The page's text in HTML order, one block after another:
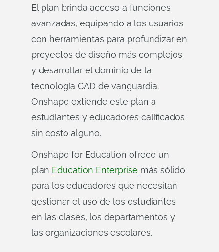
El plan brinda acceso a funciones
avanzadas, equipando a los usuarios
con herramientas para profundizar en
proyectos de diseño más complejos
y desarrollar el dominio de la
tecnología CAD de vanguardia.
Onshape extiende este plan a
estudiantes y educadores calificados
sin costo alguno.
Onshape for Education ofrece un
plan Education Enterprise más sólido
para los educadores que necesitan
gestionar el uso de los estudiantes
en las clases, los departamentos y
las organizaciones escolares.